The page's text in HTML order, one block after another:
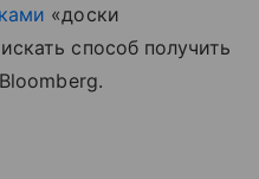
«доски
способ получить
Bloomberg.